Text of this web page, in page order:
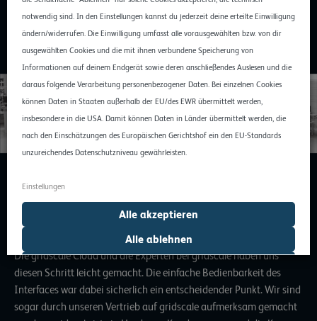
Gerade für euren Vertrieb war die Einbindung einer Cloud-
Lösung sicher ein großer Schritt. Wie ist das gelaufen?
Die gridscale Cloud und die Experten bei gridscale haben uns
diesen Schritt leicht gemacht. Die einfache Bedienbarkeit des
Interfaces war dabei sicherlich ein entscheidender Punkt. Wir sind
sogar durch unseren Vertrieb auf gridscale aufmerksam gemacht
notwendig sind. In den Einstellungen kannst du jederzeit deine erteilte Einwilligung
ändern/widerrufen. Die Einwilligung umfasst alle vorausgewählten bzw. von dir
ausgewählten Cookies und die mit ihnen verbundene Speicherung von
Informationen auf deinem Endgerät sowie deren anschließendes Auslesen und die
daraus folgende Verarbeitung personenbezogener Daten. Bei einzelnen Cookies
können Daten in Staaten außerhalb der EU/des EWR übermittelt werden,
insbesondere in die USA. Damit können Daten in Länder übermittelt werden, die
nach den Einschätzungen des Europäischen Gerichtshof ein den EU-Standards
unzureichendes Datenschutzniveau gewährleisten.
Einstellungen
Auswahl erlauben
Alle ablehnen
Alle akzeptieren